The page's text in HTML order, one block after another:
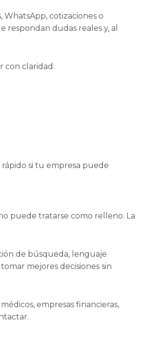
WhatsApp, cotizaciones o
respondan dudas reales y, al
con claridad:
si tu empresa puede
puede tratarse como relleno. La
de búsqueda, lenguaje
mejores decisiones sin
empresas financieras,